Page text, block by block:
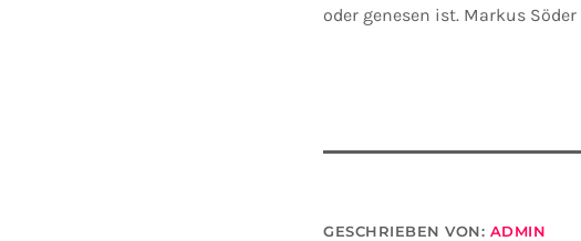
oder genesen ist. Markus
GESCHRIEBEN VON: ADMIN